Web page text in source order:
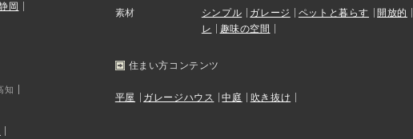
岡
知
素材
シンプル ガレージ ペットと暮らす
開放的
レ
趣味の空間
住まい方コンテンツ
平屋 ガレージハウス 中庭 吹き抜け